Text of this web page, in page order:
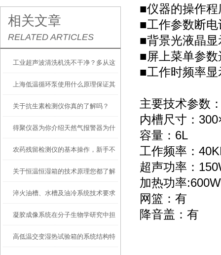
相关文章
RELATED ARTICLES
工业超声波清洗机洗不干净？多从这
些方面找原因
上海低温循环泵使用什么原理保证其
性能优异？
关于抗生素检测仪你真的了解吗？
得聚仪器为你介绍天然气报警器为什
么要设置两级报警？有何好处
农药残留检测仪的基本操作，新手不
得不看！
关于恒温恒湿箱的技术原理您都了解
吗？
淬火油槽、水槽及油冷系统技术要求
凝胶成像系统在分子生物学研究中担
当着重要角色
高低温交变湿热试验箱的系统结构特
■仪器的操作
■工作参数断
■背景光液晶
■屏上菜单参
■工作时频率
主要技术参数
内槽尺寸：
容量：6L
工作频率：
超声功率：
加热功率:600W
网篮：有
降音盖：有